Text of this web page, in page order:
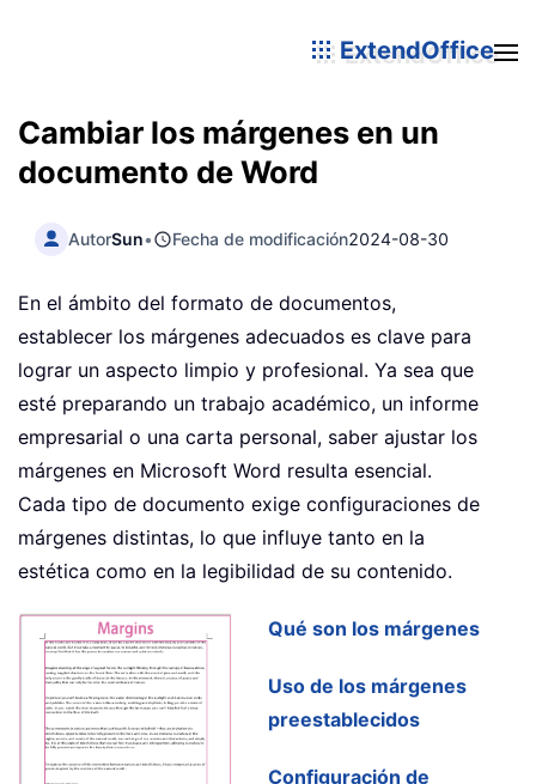
ExtendOffice
Cambiar los márgenes en un
documento de Word
AutorSun• Fecha de modificación2024-08-30
En el ámbito del formato de documentos,
establecer los márgenes adecuados es clave para
lograr un aspecto limpio y profesional. Ya sea que
esté preparando un trabajo académico, un informe
empresarial o una carta personal, saber ajustar los
márgenes en Microsoft Word resulta esencial.
Cada tipo de documento exige configuraciones de
márgenes distintas, lo que influye tanto en la
estética como en la legibilidad de su contenido.
Qué son los márgenes
Uso de los márgenes
preestablecidos
Configuración de